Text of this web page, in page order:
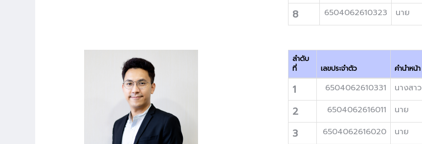
8 6504062610323 นาย
ลำดับ
ที่
เลขประจำตัว คำนำหน้า
1 6504062610331 นางสาว
2 6504062616011 นาย
3 6504062616020 นาย